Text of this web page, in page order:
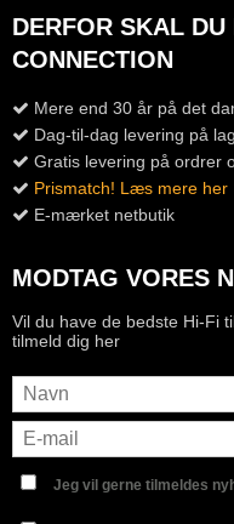
DERFOR SKAL
CONNECTION
Mere end 30 år på det
Dag-til-dag levering på
Gratis levering på ordrer
Prismatch! Læs mere her
E-mærket netbutik
MODTAG VORES
Vil du have de bedste Hi-Fi
tilmeld dig her
Jeg vil gerne tilmeldes